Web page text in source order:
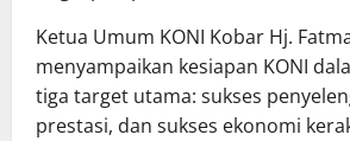
Ketua Umum KONI Kobar Hj.
menyampaikan kesiapan KONI
tiga target utama: sukses
prestasi, dan sukses ekonomi